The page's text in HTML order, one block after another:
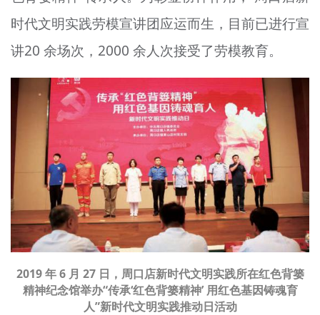
时代文明实践劳模宣讲团应运而生，目前已进行宣
讲20 余场次，2000 余人次接受了劳模教育。
2019 年 6 月 27 日，周口店新时代文明实践所在红色背篓
精神纪念馆举办“传承‘红色背篓精神’ 用红色基因铸魂育
人”新时代文明实践推动日活动